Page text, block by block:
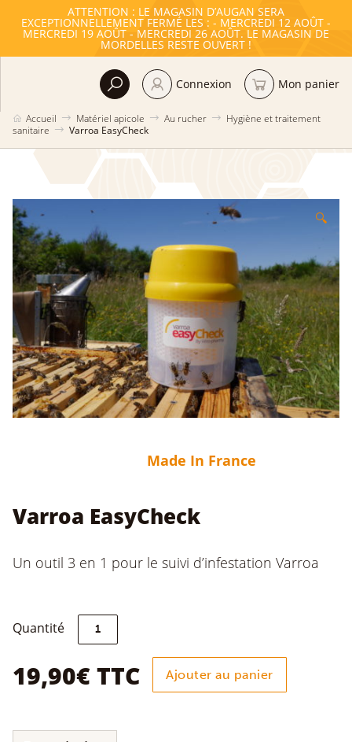
ATTENTION : LE MAGASIN D’AUGAN SERA
EXCEPTIONNELLEMENT FERMÉ LES : - MERCREDI 12 AOÛT -
MERCREDI 19 AOÛT - MERCREDI 26 AOÛT. LE MAGASIN DE
MORDELLES RESTE OUVERT !
Accueil Matériel apicole Au rucher
Hygiène et traitement
sanitaire
Varroa EasyCheck
Connexion Mon panier
🔍
Made In France
Varroa EasyCheck
Un outil 3 en 1 pour le suivi d’infestation Varroa
Quantité quantité
Varroa
EasyCheck
19,90€ TTC Ajouter au panier